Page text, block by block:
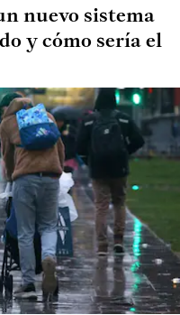
nuevo sistema
y cómo sería el